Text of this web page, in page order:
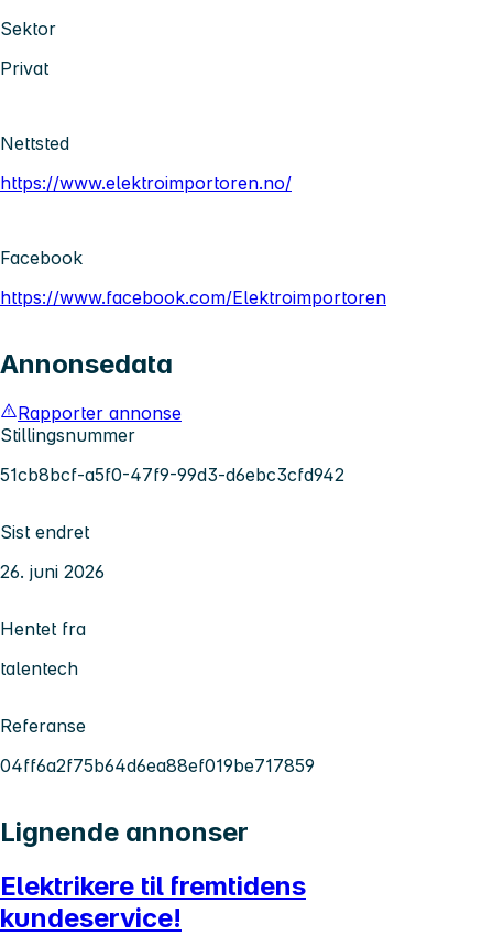
Sektor
Privat
Nettsted
https://www.elektroimportoren.no/
Facebook
https://www.facebook.com/Elektroimportoren
Annonsedata
Rapporter annonse
Stillingsnummer
51cb8bcf-a5f0-47f9-99d3-d6ebc3cfd942
Sist endret
26. juni 2026
Hentet fra
talentech
Referanse
04ff6a2f75b64d6ea88ef019be717859
Lignende annonser
Elektrikere til fremtidens
kundeservice!